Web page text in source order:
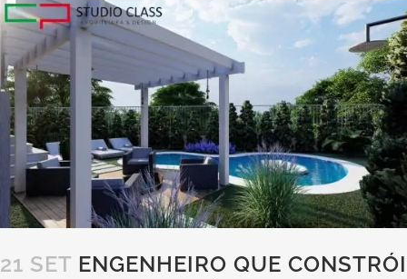
21 SET ENGENHEIRO QUE CONSTRÓI